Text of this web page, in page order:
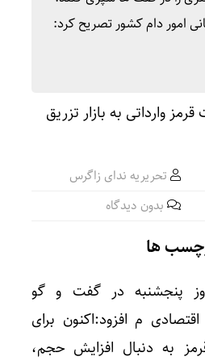
امور دام کشور تصریح کرد:
تحریریه ندای زاگرس
بدون دیدگاه
ها
پنجشنبه در گفت و گو
م افزود:اکنون برای
به دنبال افزایش حجم،